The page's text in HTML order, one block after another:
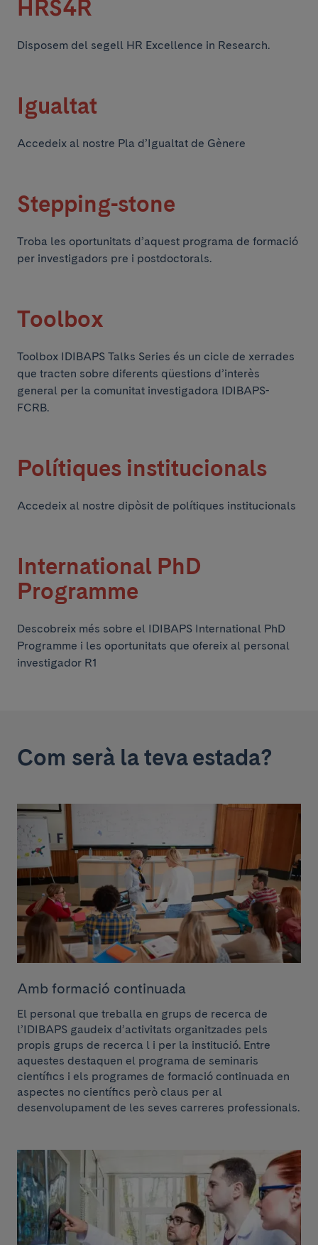
HRS4R
Disposem del segell HR Excellence in Research.
Igualtat
Accedeix al nostre Pla d’Igualtat de Gènere
Stepping-stone
Troba les oportunitats d’aquest programa de formació
per investigadors pre i postdoctorals.
Toolbox
Toolbox IDIBAPS Talks Series és un cicle de xerrades
que tracten sobre diferents qüestions d’interès
general per la comunitat investigadora IDIBAPS-
FCRB.
Polítiques institucionals
Accedeix al nostre dipòsit de polítiques institucionals
International PhD
Programme
Descobreix més sobre el IDIBAPS International PhD
Programme i les oportunitats que ofereix al personal
investigador R1
Com serà la teva estada?
Amb formació continuada
El personal que treballa en grups de recerca de
l’IDIBAPS gaudeix d’activitats organitzades pels
propis grups de recerca l i per la institució. Entre
aquestes destaquen el programa de seminaris
científics i els programes de formació continuada en
aspectes no científics però claus per al
desenvolupament de les seves carreres professionals.